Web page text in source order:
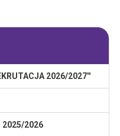
2026/2027''
2025/2026